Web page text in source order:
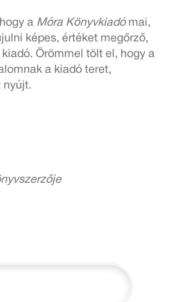
a Móra Könyvkiadómai,
képes, értéket megőrző,
Örömmel tölt el, hogy a
a kiadó teret,
nyújt.